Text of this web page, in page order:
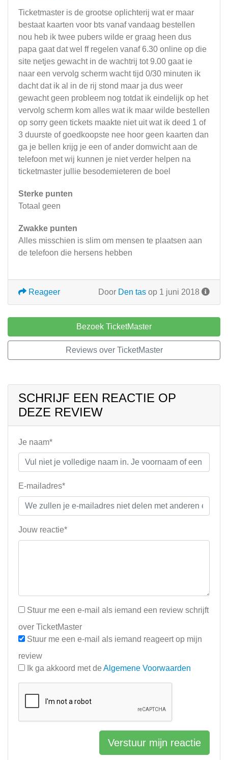
Ticketmaster is de grootse oplichterij wat er maar
bestaat kaarten voor bts vanaf vandaag bestellen
nou heb ik twee pubers wilde er graag heen dus
papa gaat dat wel ff regelen vanaf 6.30 online op die
site netjes gewacht in de wachtrij tot 9.00 gaat ie
naar een vervolg scherm wacht tijd 0/30 minuten ik
dacht dat ik al in de rij stond maar ja dus weer
gewacht geen probleem nog totdat ik eindelijk op het
vervolg scherm kom alles wat ik maar wilde bestellen
op sorry geen tickets maakte niet uit wat ik deed 1 of
3 duurste of goedkoopste nee hoor geen kaarten dan
ga je bellen krijg je een of ander domwicht aan de
telefoon met wij kunnen je niet verder helpen na
ticketmaster jullie besodemieteren de boel
Sterke punten
Totaal geen
Zwakke punten
Alles misschien is slim om mensen te plaatsen aan
de telefoon die hersens hebben
Door Den tas op 1 juni 2018
Reageer
Bezoek TicketMaster
Reviews over TicketMaster
SCHRIJF EEN REACTIE OP
DEZE REVIEW
Je naam*
E-mailadres*
Jouw reactie*
Stuur me een e-mail als iemand een review schrijft
over TicketMaster
Stuur me een e-mail als iemand reageert op mijn
review
Ik ga akkoord met de Algemene Voorwaarden
Verstuur mijn reactie